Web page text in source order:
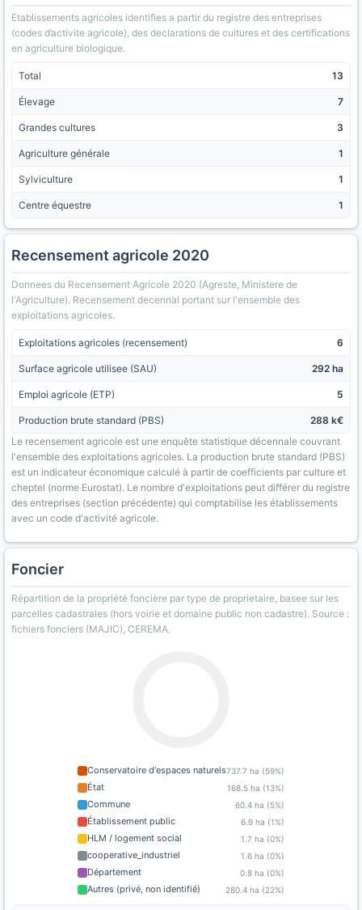
Etablissements agricoles identifies a partir du registre des entreprises
(codes d’activite agricole), des declarations de cultures et des certifications
en agriculture biologique.
Total 13
Élevage 7
Grandes cultures 3
Agriculture générale 1
Sylviculture 1
Centre équestre 1
Recensement agricole 2020
Donnees du Recensement Agricole 2020 (Agreste, Ministere de
l'Agriculture). Recensement decennal portant sur l'ensemble des
exploitations agricoles.
Exploitations agricoles (recensement) 6
Surface agricole utilisee (SAU) 292 ha
Emploi agricole (ETP) 5
Production brute standard (PBS)
288 k€
Le recensement agricole est une enquête statistique décennale couvrant
l'ensemble des exploitations agricoles. La production brute standard (PBS)
est un indicateur économique calculé à partir de coefficients par culture et
cheptel (norme Eurostat). Le nombre d'exploitations peut différer du registre
des entreprises (section précédente) qui comptabilise les établissements
avec un code d'activité agricole.
Foncier
Répartition de la propriété foncière par type de proprietaire, basee sur les
parcelles cadastrales (hors voirie et domaine public non cadastre). Source :
fichiers fonciers (MAJIC), CEREMA.
Conservatoire d'espaces naturels737.7 ha (59%)
État 168.5 ha (13%)
Commune 60.4 ha (5%)
Établissement public 6.9 ha (1%)
HLM / logement social 1.7 ha (0%)
cooperative_industriel 1.6 ha (0%)
Département 0.8 ha (0%)
Autres (privé, non identifié) 280.4 ha (22%)